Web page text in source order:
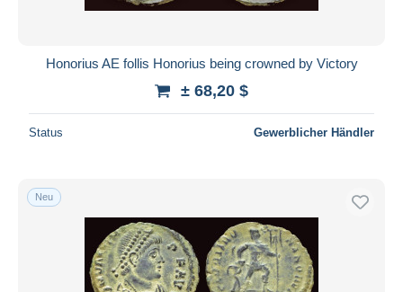
Honorius AE follis Honorius being crowned by Victory
± 68,20 $
Status Gewerblicher Händler
Neu